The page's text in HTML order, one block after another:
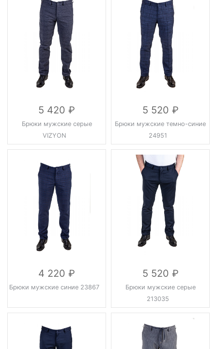
5 420
Брюки мужские серые
VIZYON
5 520
Брюки мужские темно-синие
24951
4 220
Брюки мужские синие 23867
5 520
Брюки мужские серые
213035